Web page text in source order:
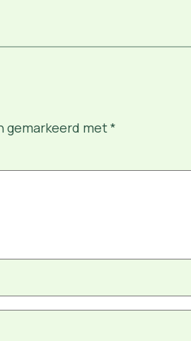
gemarkeerd met*